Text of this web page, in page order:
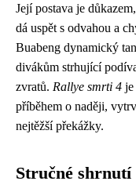
Její postava je
dá uspět s odvahou a
Buabeng dynamický
divákům strhující
zvratů. Rallye smrti 4 je
příběhem o naději,
nejtěžší překážky.
Stručné